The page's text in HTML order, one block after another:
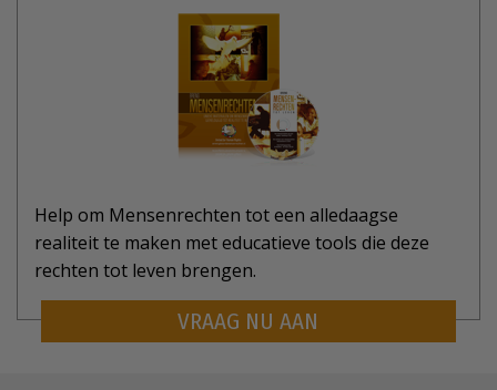
Help om Mensenrechten tot een alledaagse
realiteit te maken met educatieve tools die deze
rechten tot leven brengen.
VRAAG NU AAN